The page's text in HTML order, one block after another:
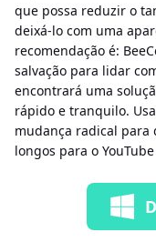
que possa reduzir o
deixá-lo com uma
recomendação é:
salvação para lidar
encontrará uma
rápido e tranquilo.
mudança radical para
longos para o